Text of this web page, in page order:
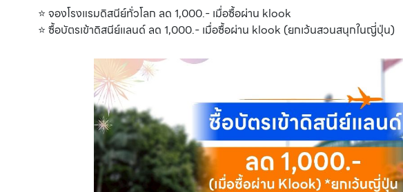
⭐️ จองโรงแรมดิสนีย์ทั่วโลก ลด 1,000.- เมื่อซื้อผ่าน klook
⭐️ ซื้อบัตรเข้าดิสนีย์แลนด์ ลด 1,000.- เมื่อซื้อผ่าน klook (ยกเว้นสวนสนุกในญี่ปุ่น)